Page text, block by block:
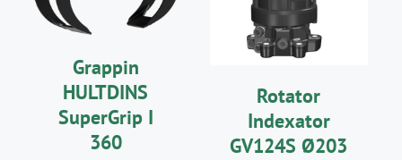
Grappin
HULTDINS
SuperGrip I
360
DÉTAILS
Rotator
Indexator
GV124S Ø203